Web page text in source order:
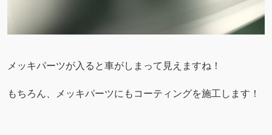
メッキパーツが入ると車がしまって見えますね！
もちろん、メッキパーツにもコーティングを施工します！